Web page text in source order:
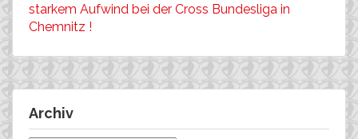
starkem Aufwind bei der Cross Bundesliga in
Chemnitz !
Archiv